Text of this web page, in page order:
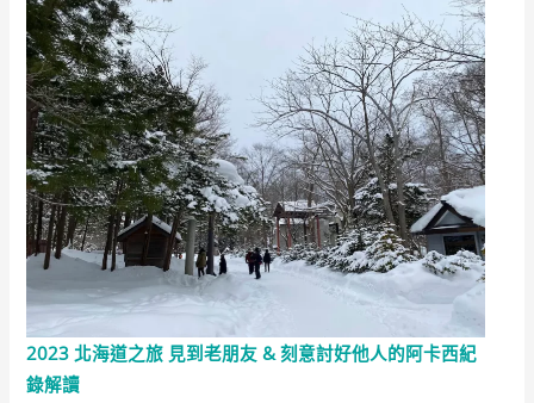
2023 北海道之旅 見到老朋友 & 刻意討好他人的阿卡西紀
錄解讀